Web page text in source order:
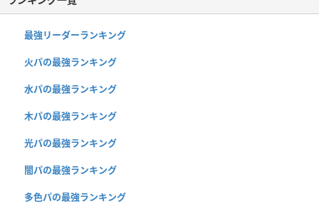
最強リーダーランキング
火パの最強ランキング
水パの最強ランキング
木パの最強ランキング
光パの最強ランキング
闇パの最強ランキング
多色パの最強ランキング